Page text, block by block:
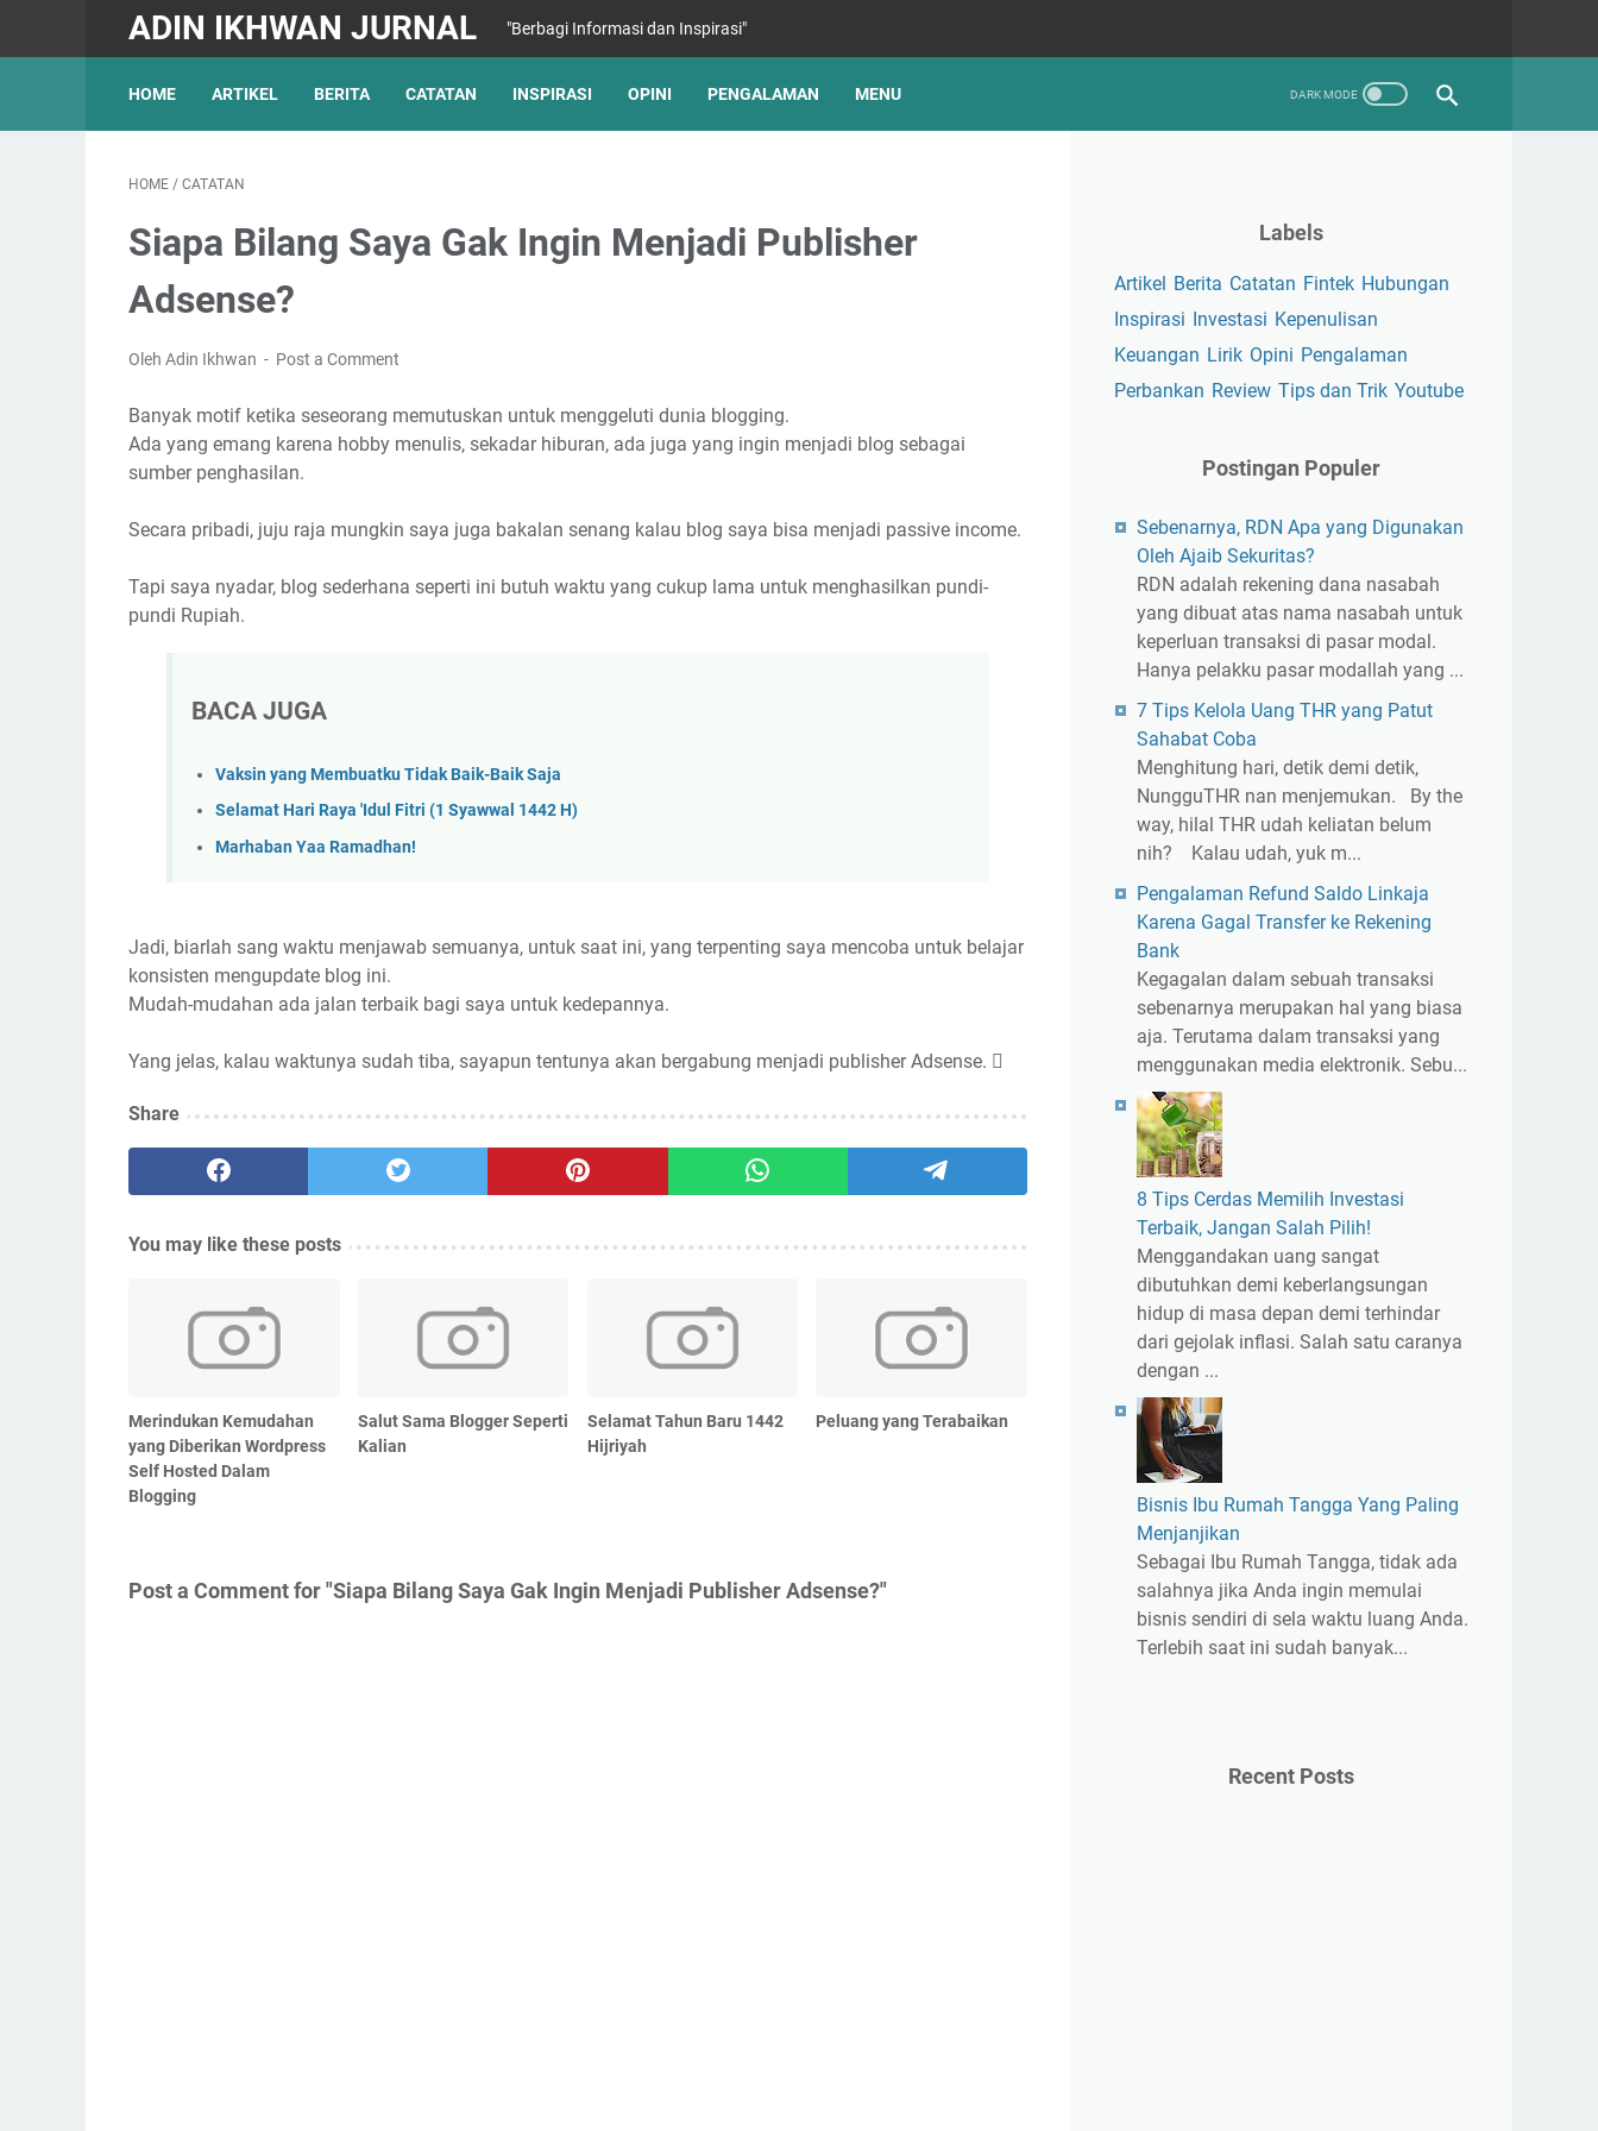
ADIN IKHWAN JURNAL "Berbagi Informasi dan Inspirasi"
HOME ARTIKEL BERITA CATATAN INSPIRASI OPINI PENGALAMAN MENU
HOME / CATATAN
Siapa Bilang Saya Gak Ingin Menjadi Publisher
Adsense?
Oleh Adin Ikhwan Post a Comment
Banyak motif ketika seseorang memutuskan untuk menggeluti dunia blogging.
Ada yang emang karena hobby menulis, sekadar hiburan, ada juga yang ingin menjadi blog sebagai
sumber penghasilan.
Secara pribadi, juju raja mungkin saya juga bakalan senang kalau blog saya bisa menjadi passive income.
Tapi saya nyadar, blog sederhana seperti ini butuh waktu yang cukup lama untuk menghasilkan pundi-
pundi Rupiah.
BACA JUGA
Vaksin yang Membuatku Tidak Baik-Baik Saja
Selamat Hari Raya 'Idul Fitri (1 Syawwal 1442 H)
Marhaban Yaa Ramadhan!
Jadi, biarlah sang waktu menjawab semuanya, untuk saat ini, yang terpenting saya mencoba untuk belajar
konsisten mengupdate blog ini.
Mudah-mudahan ada jalan terbaik bagi saya untuk kedepannya.
Yang jelas, kalau waktunya sudah tiba, sayapun tentunya akan bergabung menjadi publisher Adsense. 
Share
You may like these posts
Merindukan Kemudahan
yang Diberikan Wordpress
Self Hosted Dalam
Blogging
Salut Sama Blogger Seperti
Kalian
Selamat Tahun Baru 1442
Hijriyah
Peluang yang Terabaikan
Post a Comment for "Siapa Bilang Saya Gak Ingin Menjadi Publisher Adsense?"
Labels
Artikel Berita Catatan Fintek Hubungan
Inspirasi Investasi Kepenulisan
Keuangan Lirik Opini Pengalaman
Perbankan Review Tips dan Trik Youtube
Postingan Populer
Sebenarnya, RDN Apa yang Digunakan
Oleh Ajaib Sekuritas?
RDN adalah rekening dana nasabah
yang dibuat atas nama nasabah untuk
keperluan transaksi di pasar modal.
Hanya pelakku pasar modallah yang ...
7 Tips Kelola Uang THR yang Patut
Sahabat Coba
Menghitung hari, detik demi detik,
NungguTHR nan menjemukan. By the
way, hilal THR udah keliatan belum
nih? Kalau udah, yuk m...
Pengalaman Refund Saldo Linkaja
Karena Gagal Transfer ke Rekening
Bank
Kegagalan dalam sebuah transaksi
sebenarnya merupakan hal yang biasa
aja. Terutama dalam transaksi yang
menggunakan media elektronik. Sebu...
8 Tips Cerdas Memilih Investasi
Terbaik, Jangan Salah Pilih!
Menggandakan uang sangat
dibutuhkan demi keberlangsungan
hidup di masa depan demi terhindar
dari gejolak inflasi. Salah satu caranya
dengan ...
Bisnis Ibu Rumah Tangga Yang Paling
Menjanjikan
Sebagai Ibu Rumah Tangga, tidak ada
salahnya jika Anda ingin memulai
bisnis sendiri di sela waktu luang Anda.
Terlebih saat ini sudah banyak...
Recent Posts